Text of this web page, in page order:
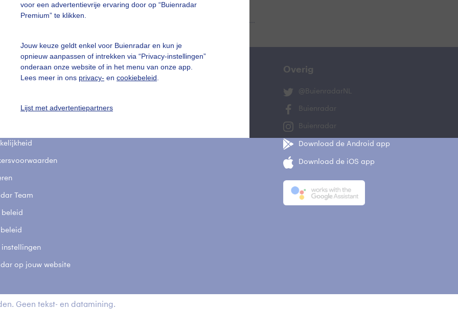
voor een advertentievrije ervaring door op “Buienradar
Premium” te klikken.
Jouw keuze geldt enkel voor Buienradar en kun je
opnieuw aanpassen of intrekken via “Privacy-instellingen”
onderaan onze website of in het menu van onze app.
Lees meer in ons privacy- en cookiebeleid
Lijst met advertentiepartners
vragen
Team
beleid
instellingen
op jouw website
Mijn weer Overig
@BuienradarNL
Buienradar
Buienradar
Download de Android app
Download de iOS app
Geen tekst- en datamining.